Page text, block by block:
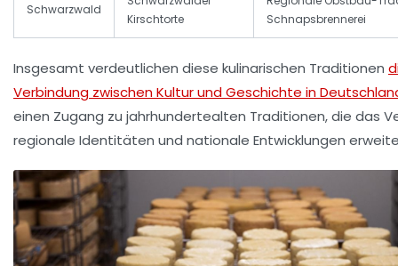
Schwarzwald
Kirschtorte
Schnapsbrennerei
Insgesamt verdeutlichen diese kulinarischen Traditionen
Verbindung zwischen Kultur und Geschichte in
einen Zugang zu jahrhundertealten Traditionen, die das
regionale Identitäten und nationale Entwicklungen